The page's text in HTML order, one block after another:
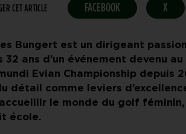
CET ARTICLE FACEBOOK X
Bungert est un dirigeant
32 ans d’un événement devenu
Evian Championship
détail comme leviers
le monde du golf
école.